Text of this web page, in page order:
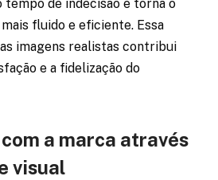
tempo de indecisão e torna o
fluido e eficiente. Essa
imagens realistas contribui
e a fidelização do
a marca através
visual